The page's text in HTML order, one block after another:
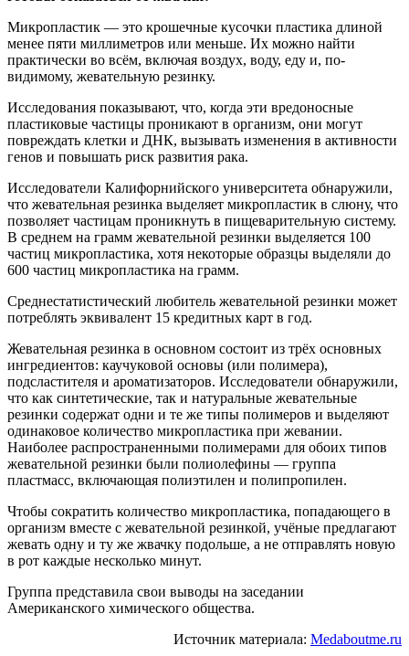
Микропластик — это крошечные кусочки пластика длиной
менее пяти миллиметров или меньше. Их можно найти
практически во всём, включая воздух, воду, еду и, по-
видимому, жевательную резинку.
Исследования показывают, что, когда эти вредоносные
пластиковые частицы проникают в организм, они могут
повреждать клетки и ДНК, вызывать изменения в активности
генов и повышать риск развития рака.
Исследователи Калифорнийского университета обнаружили,
что жевательная резинка выделяет микропластик в слюну, что
позволяет частицам проникнуть в пищеварительную систему.
В среднем на грамм жевательной резинки выделяется 100
частиц микропластика, хотя некоторые образцы выделяли до
600 частиц микропластика на грамм.
Среднестатистический любитель жевательной резинки может
потреблять эквивалент 15 кредитных карт в год.
Жевательная резинка в основном состоит из трёх основных
ингредиентов: каучуковой основы (или полимера),
подсластителя и ароматизаторов. Исследователи обнаружили,
что как синтетические, так и натуральные жевательные
резинки содержат одни и те же типы полимеров и выделяют
одинаковое количество микропластика при жевании.
Наиболее распространенными полимерами для обоих типов
жевательной резинки были полиолефины — группа
пластмасс, включающая полиэтилен и полипропилен.
Чтобы сократить количество микропластика, попадающего в
организм вместе с жевательной резинкой, учёные предлагают
жевать одну и ту же жвачку подольше, а не отправлять новую
в рот каждые несколько минут.
Группа представила свои выводы на заседании
Американского химического общества.
Источник материала: Medaboutme.ru